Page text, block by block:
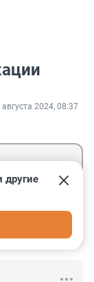
августа 2024, 08:37
другие